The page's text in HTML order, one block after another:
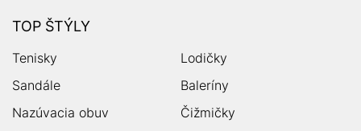
TOP ŠTÝLY
Tenisky
Lodičky
Sandále
Baleríny
Nazúvacia obuv
Čižmičky